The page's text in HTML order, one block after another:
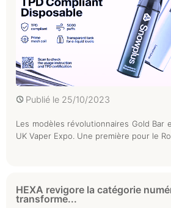
Publié le 25/10/2023
Les modèles révolutionnaires Gold Bar
UK Vaper Expo. Une première pour le
HEXA revigore la catégorie
transforme...